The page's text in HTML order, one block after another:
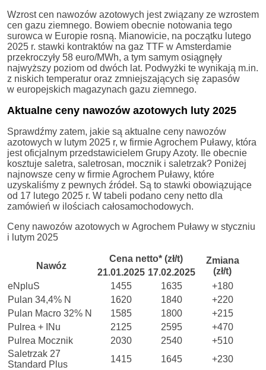
Wzrost cen nawozów azotowych jest związany ze wzrostem
cen gazu ziemnego. Bowiem obecnie notowania tego
surowca w Europie rosną. Mianowicie, na początku lutego
2025 r. stawki kontraktów na gaz TTF w Amsterdamie
przekroczyły 58 euro/MWh, a tym samym osiągnęły
najwyższy poziom od dwóch lat. Podwyżki te wynikają m.in.
z niskich temperatur oraz zmniejszających się zapasów
w europejskich magazynach gazu ziemnego.
Aktualne ceny nawozów azotowych luty 2025
Sprawdźmy zatem, jakie są aktualne ceny nawozów
azotowych w lutym 2025 r, w firmie Agrochem Puławy, która
jest oficjalnym przedstawicielem Grupy Azoty. Ile obecnie
kosztuje saletra, saletrosan, mocznik i saletrzak? Poniżej
najnowsze ceny w firmie Agrochem Puławy, które
uzyskaliśmy z pewnych źródeł. Są to stawki obowiązujące
od 17 lutego 2025 r. W tabeli podano ceny netto dla
zamówień w ilościach całosamochodowych.
Ceny nawozów azotowych w Agrochem Puławy w styczniu
i lutym 2025
Nawóz
Cena netto* (zł/t)
Zmiana
(zł/t)
21.01.2025 17.02.2025
eNpluS
1455 1635
+180
Pulan 34,4% N
1620 1840
+220
Pulan Macro 32% N
1585 1800
+215
Pulrea + INu
2125 2595
+470
Pulrea Mocznik
2030 2540
+510
Saletrzak 27
Standard Plus
1415 1645
+230